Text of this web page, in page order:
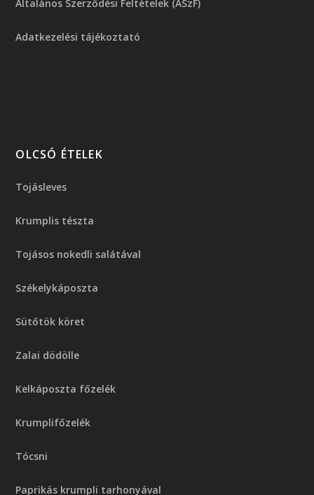
Általános Szerződési Feltételek (ÁSzF)
Adatkezelési tájékoztató
OLCSÓ ÉTELEK
Tojásleves
Krumplis tészta
Tojásos nokedli salátával
Székelykáposzta
Sütőtök köret
Zalai dödölle
Kelkáposzta főzelék
Krumplifőzelék
Tócsni
Paprikás krumpli tarhonyával